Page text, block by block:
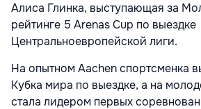
Алиса Глинка, выступающая за
рейтинге 5 Arenas Cup по выездке
Центральноевропейской лиги.
На опытном Aachen спортсменка
Кубка мира по выездке, а на
стала лидером первых